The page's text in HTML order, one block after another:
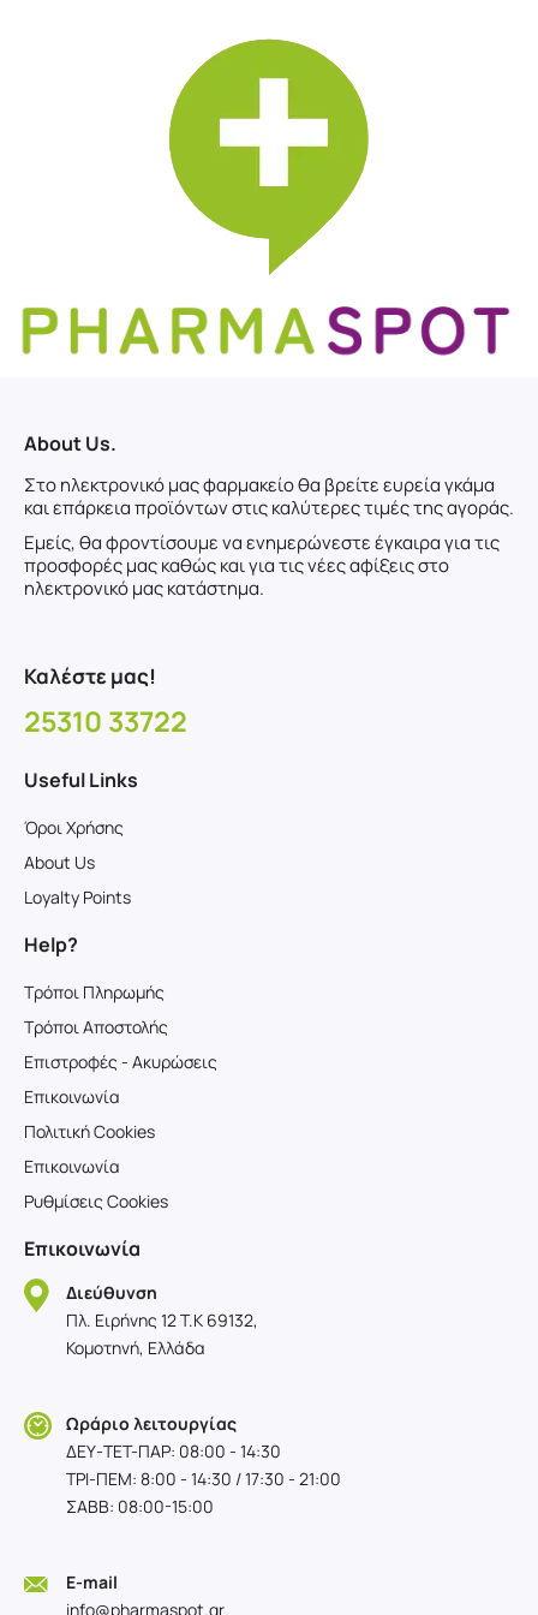
About Us.
Στο ηλεκτρονικό μας φαρμακείο θα βρείτε ευρεία γκάμα
και επάρκεια προϊόντων στις καλύτερες τιμές της αγοράς.
Εμείς, θα φροντίσουμε να ενημερώνεστε έγκαιρα για τις
προσφορές μας καθώς και για τις νέες αφίξεις στο
ηλεκτρονικό μας κατάστημα.
Καλέστε μας!
25310 33722
Useful Links
Όροι Χρήσης
About Us
Loyalty Points
Help?
Τρόποι Πληρωμής
Τρόποι Αποστολής
Επιστροφές - Ακυρώσεις
Επικοινωνία
Πολιτική Cookies
Επικοινωνία
Ρυθμίσεις Cookies
Επικοινωνία
Διεύθυνση
Πλ. Ειρήνης 12 T.K 69132,
Κομοτηνή, Ελλάδα
Ωράριο λειτουργίας
ΔΕΥ-TET-ΠΑΡ: 08:00 - 14:30
ΤΡΙ-ΠΕΜ: 8:00 - 14:30 / 17:30 - 21:00
ΣΑΒΒ: 08:00-15:00
E-mail
info@pharmaspot.gr